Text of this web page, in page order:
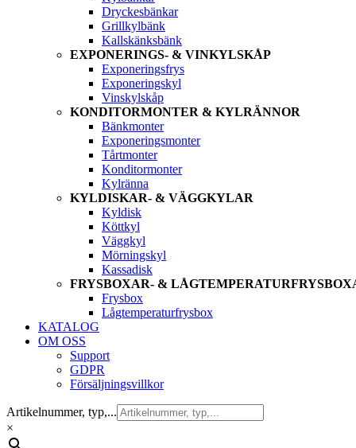
Dryckesbänkar
Grillkylbänk
Kallskänksbänk
EXPONERINGS- & VINKYLSKÅP
Exponeringsfrys
Exponeringskyl
Vinskylskåp
KONDITORMONTER & KYLRÄNNOR
Bänkmonter
Exponeringsmonter
Tårtmonter
Konditormonter
Kylränna
KYLDISKAR- & VÄGGKYLAR
Kyldisk
Köttkyl
Väggkyl
Mörningskyl
Kassadisk
FRYSBOXAR- &
Frysbox
Lågtemperaturfrysbox
KATALOG
OM OSS
Support
GDPR
Försäljningsvillkor
Artikelnummer, typ,...
×